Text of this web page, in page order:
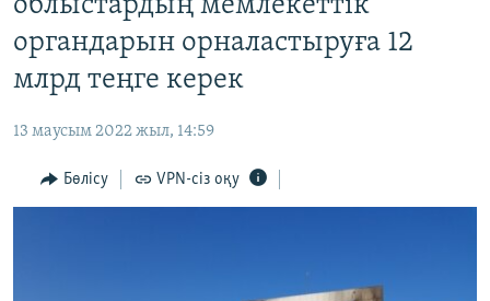
main
Skip
Search
ӘЛЕУМЕТ
ӘЛЕМ
облыстардың мемлекеттік
органдарын орналастыруға 12
млрд теңге керек
13 маусым 2022 жыл, 14:59
Бөлісу VPN-сіз оқу